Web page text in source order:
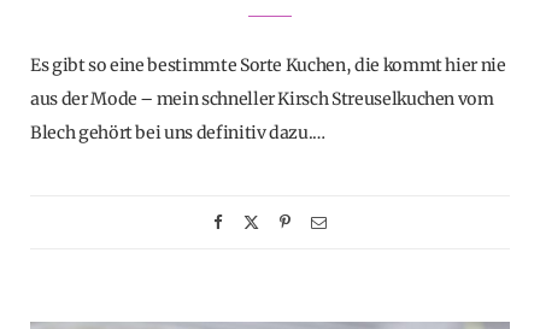
Es gibt so eine bestimmte Sorte Kuchen, die kommt hier nie
aus der Mode – mein schneller Kirsch Streuselkuchen vom
Blech gehört bei uns definitiv dazu.…